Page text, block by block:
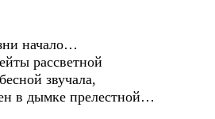
начало…
рассветной
звучала,
в дымке прелестной…